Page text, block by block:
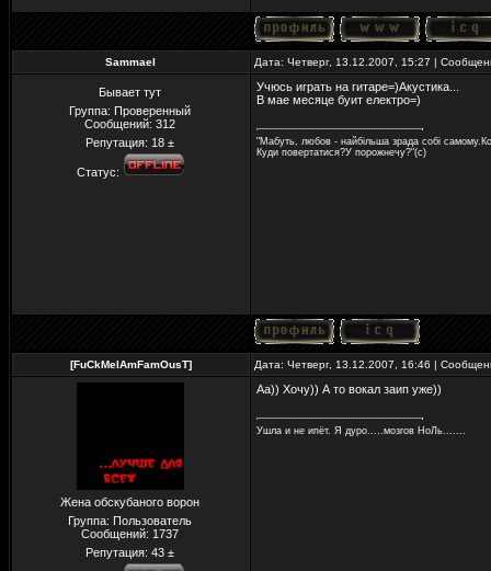
Sammael Дата: Четверг, 13.12.2007, 15:27 |
Бывает тут
Группа: Проверенный
Сообщений:312
Репутация: 18 ±
Статус:
Учюсь играть на гитаре=)Акустика...
В мае месяце буит електро=)
"Мабуть, любов - найбільша зрада собі
Куди повертатися?У порожнечу?"(с)
[FuCkMeIAmFamOusT] Дата: Четверг, 13.12.2007, 16:46 |
Жена обскубаного ворон
Группа: Пользователь
Сообщений: 1737
Репутация:43 ±
Аа)) Хочу)) А то вокал заип уже))
Ушла и не ипёт. Я дуро.....мозгов НоЛь.......